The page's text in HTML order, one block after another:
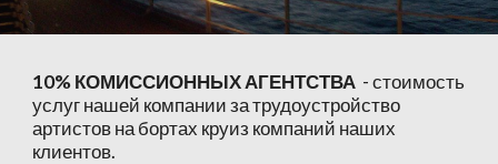
10% КОМИССИОННЫХ АГЕНТСТВА - стоимость
услуг нашей компании за трудоустройство
артистов на бортах круиз компаний наших
клиентов.